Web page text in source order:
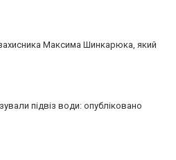
Максима Шинкарюка, який
підвіз води: опубліковано